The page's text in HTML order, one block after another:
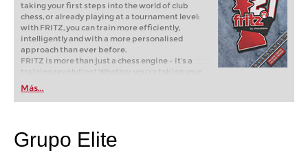
taking your first steps into the world of club
chess, or already playing at a tournament level:
with FRITZ, you can train more efficiently,
intelligently and with a more personalised
approach than ever before.
FRITZ is more than just a chess engine – it’s a
training revolution! Whether you’re taking your
first steps into the world of club chess, or already
playing at a tournament level: with FRITZ, you can
train more efficiently, intelligently and with a
Más...
Grupo Elite